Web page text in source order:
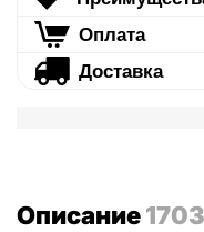
Оплата
Доставка
Описание